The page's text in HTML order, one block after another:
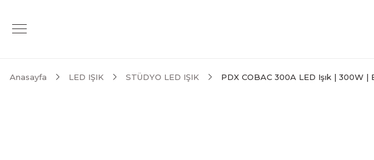
Anasayfa LED IŞIK STÜDYO LED IŞIK PDX COBAC 300A LED Işık | 300W |